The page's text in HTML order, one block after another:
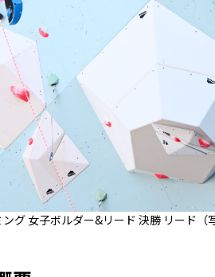
グ 女子ボルダー&リード 決勝 リード（